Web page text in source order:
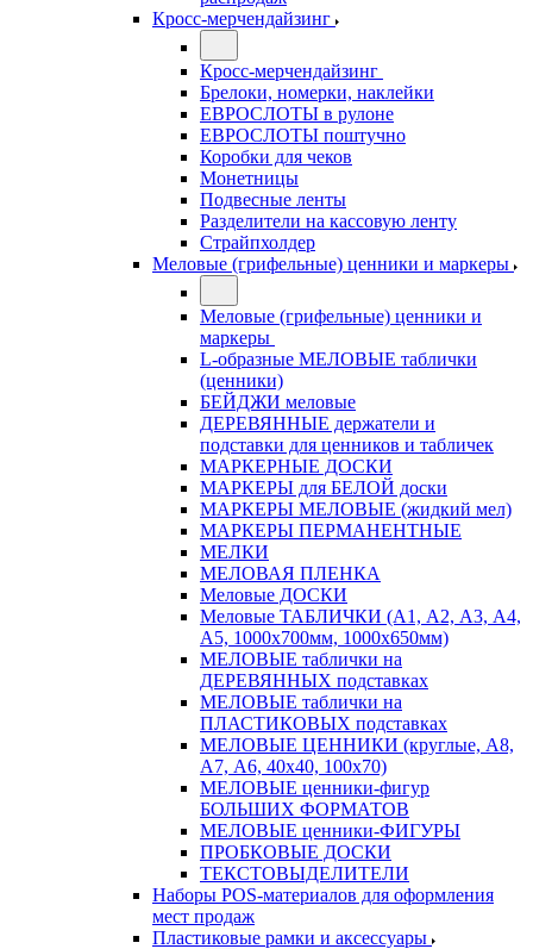
Кросс-мерчендайзинг
Кросс-мерчендайзинг
Брелоки, номерки, наклейки
ЕВРОСЛОТЫ в рулоне
ЕВРОСЛОТЫ поштучно
Коробки для чеков
Монетницы
Подвесные ленты
Разделители на кассовую ленту
Страйпхолдер
Меловые (грифельные) ценники и маркеры
Меловые (грифельные) ценники и
маркеры
L-образные МЕЛОВЫЕ таблички
(ценники)
БЕЙДЖИ меловые
ДЕРЕВЯННЫЕ держатели и
подставки для ценников и табличек
МАРКЕРНЫЕ ДОСКИ
МАРКЕРЫ для БЕЛОЙ доски
МАРКЕРЫ МЕЛОВЫЕ (жидкий мел)
МАРКЕРЫ ПЕРМАНЕНТНЫЕ
МЕЛКИ
МЕЛОВАЯ ПЛЕНКА
Меловые ДОСКИ
Меловые ТАБЛИЧКИ (А1, А2, А3, А4,
А5, 1000х700мм, 1000х650мм)
МЕЛОВЫЕ таблички на
ДЕРЕВЯННЫХ подставках
МЕЛОВЫЕ таблички на
ПЛАСТИКОВЫХ подставках
МЕЛОВЫЕ ЦЕННИКИ (круглые, А8,
А7, А6, 40х40, 100х70)
МЕЛОВЫЕ ценники-фигур
БОЛЬШИХ ФОРМАТОВ
МЕЛОВЫЕ ценники-ФИГУРЫ
ПРОБКОВЫЕ ДОСКИ
ТЕКСТОВЫДЕЛИТЕЛИ
Наборы POS-материалов для оформления
мест продаж
Пластиковые рамки и аксессуары